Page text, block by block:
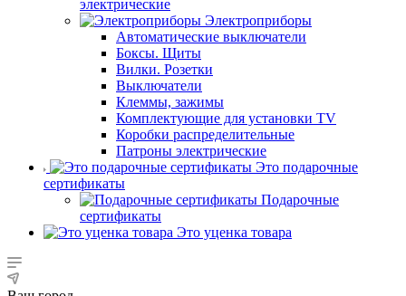
электрические
Электроприборы
Автоматические выключатели
Боксы. Щиты
Вилки. Розетки
Выключатели
Клеммы, зажимы
Комплектующие для установки TV
Коробки распределительные
Патроны электрические
Это подарочные
сертификаты
Подарочные
сертификаты
Это уценка товара